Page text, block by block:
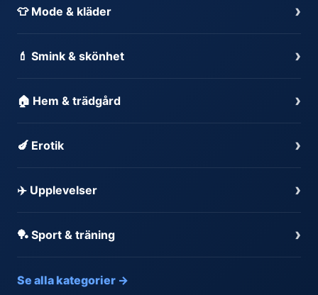
👕 Mode & kläder ›
💄 Smink & skönhet ›
🏠 Hem & trädgård ›
🍆 Erotik ›
✈️ Upplevelser ›
🏓 Sport & träning ›
Se alla kategorier →